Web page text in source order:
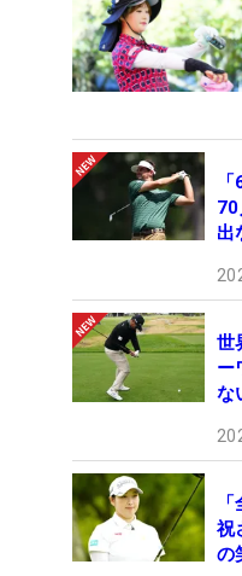
出
世
ー
な
祝
の